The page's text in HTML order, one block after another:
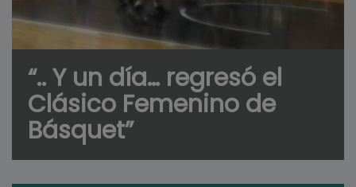
“.. Y un día… regresó el
Clásico Femenino de
Básquet”